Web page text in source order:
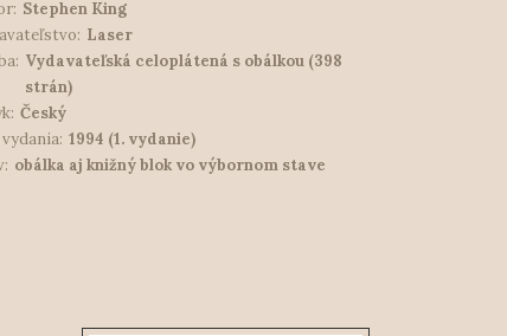
Stephen King
Laser
Vydavateľská celoplátená s obálkou (398
strán)
Český
vydania: 1994 (1. vydanie)
obálka aj knižný blok vo výbornom stave